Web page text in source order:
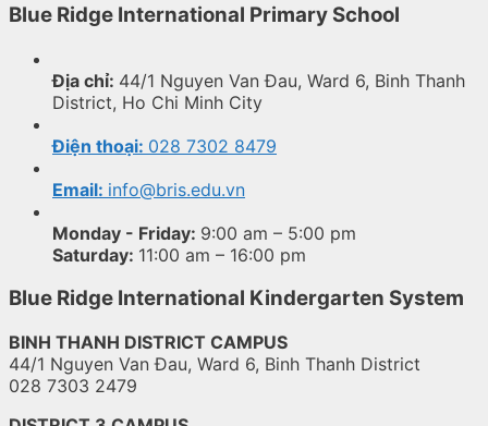
Blue Ridge International Primary School
Địa chỉ: 44/1 Nguyen Van Đau, Ward 6, Binh Thanh
District, Ho Chi Minh City
Điện thoại: 028 7302 8479
Email: info@bris.edu.vn
Monday - Friday: 9:00 am – 5:00 pm
Saturday: 11:00 am – 16:00 pm
Blue Ridge International Kindergarten System
BINH THANH DISTRICT CAMPUS
44/1 Nguyen Van Đau, Ward 6, Binh Thanh District
028 7303 2479